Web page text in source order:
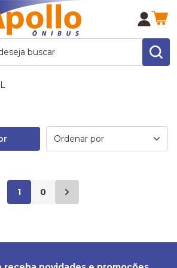
1 0